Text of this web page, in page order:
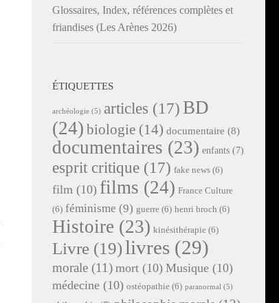
Glossaires, Index, références complètes et
friandises (Les Arènes 2026)
ÉTIQUETTES
archéologie (5) articles (17) BD
(24) biologie (14) documentaire (8)
documentaires (23) enfants (7)
esprit critique (17) fake news (6)
film (10) films (24) France Culture
(6) féminisme (9) guerre (6) henri broch (6)
Histoire (23) kinésithérapie (6)
Livre (19)livres (29)
morale (11) mort (10) Musique (10)
médecine (10) ostéopathie (6) paranormal (5)